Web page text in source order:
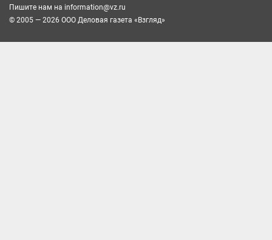
Пишите нам на information@vz.ru
© 2005 — 2026 ООО Деловая газета «Взгляд»